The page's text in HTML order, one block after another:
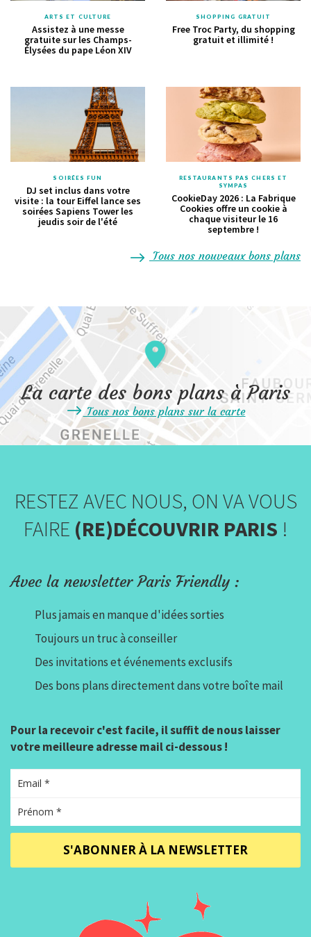
ARTS ET CULTURE
Assistez à une messe
gratuite sur les Champs-
Élysées du pape Léon XIV
SHOPPING GRATUIT
Free Troc Party, du shopping
gratuit et illimité !
SOIRÉES FUN
DJ set inclus dans votre
visite : la tour Eiffel lance ses
soirées Sapiens Tower les
jeudis soir de l'été
RESTAURANTS PAS CHERS ET
SYMPAS
CookieDay 2026 : La Fabrique
Cookies offre un cookie à
chaque visiteur le 16
septembre !
Tous nos nouveaux bons plans
La carte des bons plans à Paris
Tous nos bons plans sur la carte
RESTEZ AVEC NOUS, ON VA VOUS
FAIRE (RE)DÉCOUVRIR PARIS !
Avec la newsletter Paris Friendly :
Plus jamais en manque d'idées sorties
Toujours un truc à conseiller
Des invitations et événements exclusifs
Des bons plans directement dans votre boîte mail
Pour la recevoir c'est facile, il suffit de nous laisser
votre meilleure adresse mail ci-dessous !
S'ABONNER À LA NEWSLETTER